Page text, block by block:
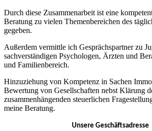
Durch diese Zusammenarbeit ist eine
Beratung zu vielen Themenbereichen des
gegeben.
Außerdem vermittle ich Gesprächspartner zu
sachverständigen Psychologen, Ärzten und
und Familienbereich.
Hinzuziehung von Kompetenz in Sachen
Bewertung von Gesellschaften nebst Klärung
zusammenhängenden steuerlichen
meine Beratung.
Unsere Geschäftsadresse